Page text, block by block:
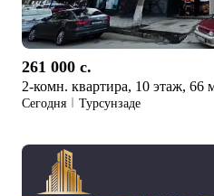
261 000 c.
2-комн. квартира, 10 этаж, 66
Сегодня Турсунзаде